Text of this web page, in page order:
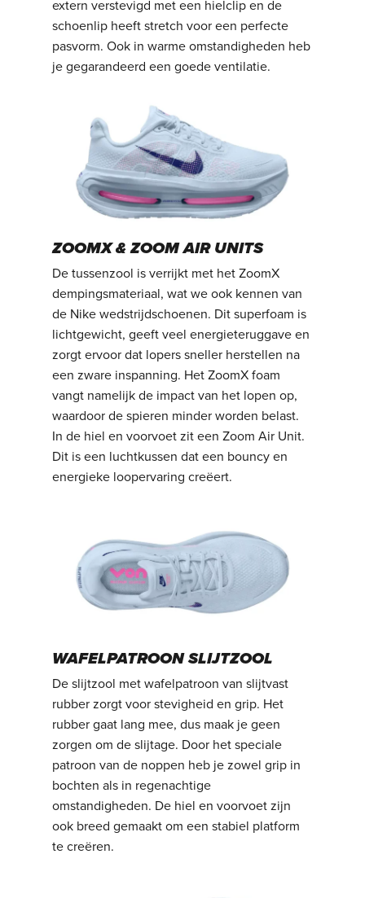
extern verstevigd met een hielclip en de
schoenlip heeft stretch voor een perfecte
pasvorm. Ook in warme omstandigheden heb
je gegarandeerd een goede ventilatie.
ZOOMX & ZOOM AIR UNITS
De tussenzool is verrijkt met het ZoomX
dempingsmateriaal, wat we ook kennen van
de Nike wedstrijdschoenen. Dit superfoam is
lichtgewicht, geeft veel energieteruggave en
zorgt ervoor dat lopers sneller herstellen na
een zware inspanning. Het ZoomX foam
vangt namelijk de impact van het lopen op,
waardoor de spieren minder worden belast.
In de hiel en voorvoet zit een Zoom Air Unit.
Dit is een luchtkussen dat een bouncy en
energieke loopervaring creëert.
WAFELPATROON SLIJTZOOL
De slijtzool met wafelpatroon van slijtvast
rubber zorgt voor stevigheid en grip. Het
rubber gaat lang mee, dus maak je geen
zorgen om de slijtage. Door het speciale
patroon van de noppen heb je zowel grip in
bochten als in regenachtige
omstandigheden. De hiel en voorvoet zijn
ook breed gemaakt om een stabiel platform
te creëren.